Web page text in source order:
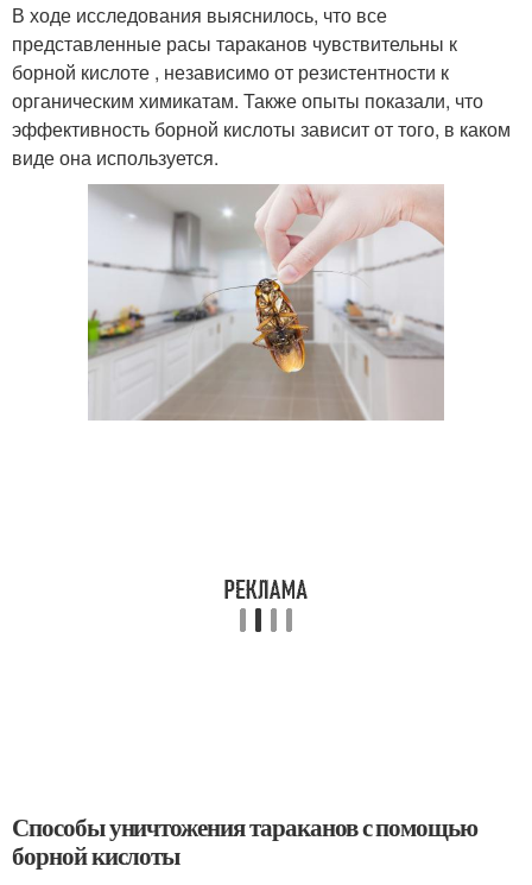
В ходе исследования выяснилось, что все
представленные расы тараканов чувствительны к
борной кислоте , независимо от резистентности к
органическим химикатам. Также опыты показали, что
эффективность борной кислоты зависит от того, в каком
виде она используется.
Способы уничтожения тараканов с помощью
борной кислоты